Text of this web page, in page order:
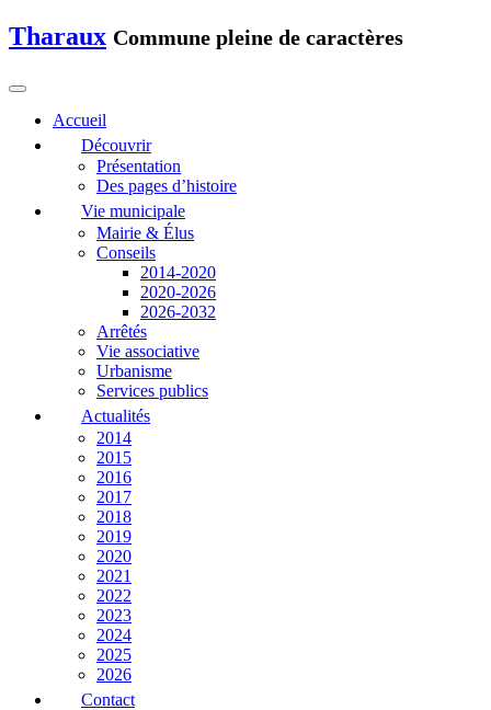
Tharaux Commune pleine de caractères
Accueil
Découvrir
Présentation
Des pages d’histoire
Vie municipale
Mairie & Élus
Conseils
2014-2020
2020-2026
2026-2032
Arrêtés
Vie associative
Urbanisme
Services publics
Actualités
2014
2015
2016
2017
2018
2019
2020
2021
2022
2023
2024
2025
2026
Contact